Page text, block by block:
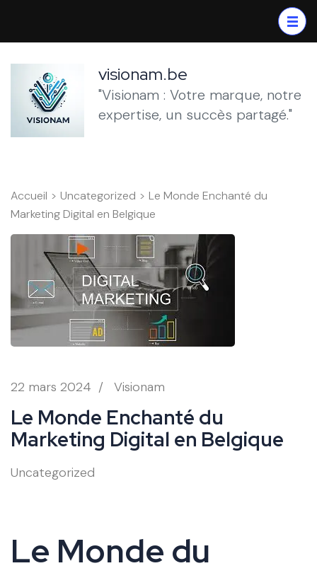
contenu
(Pressez
Entrée)
visionam.be
"Visionam : Votre marque, notre
expertise, un succès partagé."
Accueil > Uncategorized > Le Monde Enchanté du
Marketing Digital en Belgique
22 mars 2024 / Visionam
Le Monde Enchanté du
Marketing Digital en Belgique
Uncategorized
Le Monde du